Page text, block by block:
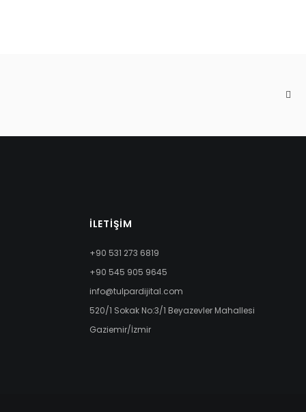
İLETIŞIM
+90 531 273 6819
+90 545 905 9645
info@tulpardijital.com
520/1 Sokak No:3/1 Beyazevler Mahallesi
Gaziemir/İzmir